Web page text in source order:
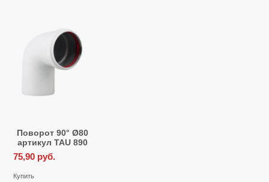
Поворот 90° Ø80
артикул TAU 890
75,90 руб.
Купить